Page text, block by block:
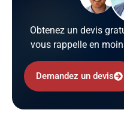
Obtenez un devis
vous rappelle en
Demandez un devis